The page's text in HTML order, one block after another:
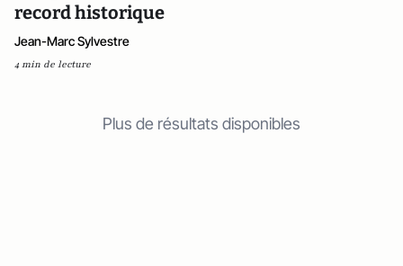
record historique
Jean-Marc Sylvestre
4 min de lecture
Plus de résultats disponibles